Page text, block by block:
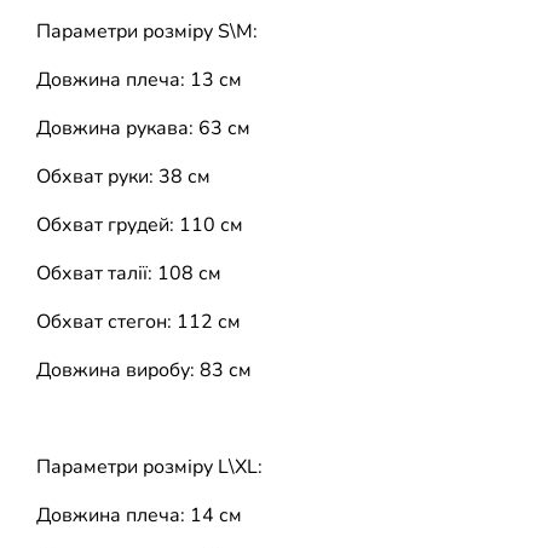
Параметри розміру S\M:
Довжина плеча: 13 см
Довжина рукава: 63 см
Обхват руки: 38 см
Обхват грудей: 110 см
Обхват талії: 108 см
Обхват стегон: 112 см
Довжина виробу: 83 см
Параметри розміру L\XL:
Довжина плеча: 14 см